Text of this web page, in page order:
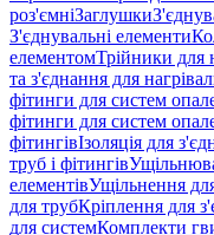
роз'ємніЗаглушки
З'єднувальні елементи
елементомТрійники для
та з'єднання для
фітинги для систем
фітинги для систем
фітингівІзоляція для
труб і фітингів
елементівУщільнення
для трубКріплення для
для системКомплекти